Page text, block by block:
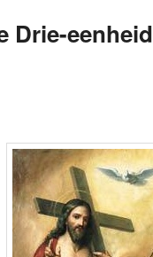
Drie-eenheid